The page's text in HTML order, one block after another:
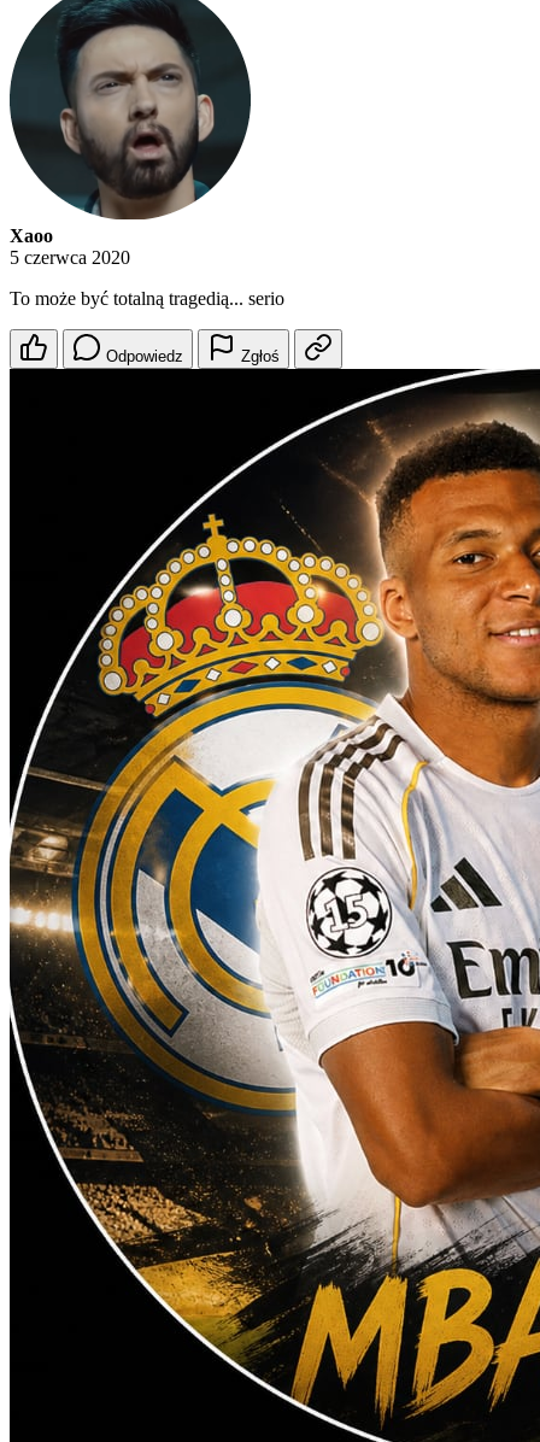
Xaoo
5 czerwca 2020
To może być totalną tragedią... serio
Odpowiedz Zgłoś